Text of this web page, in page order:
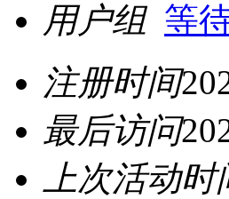
用户组 等
注册时间
最后访问
上次活动时